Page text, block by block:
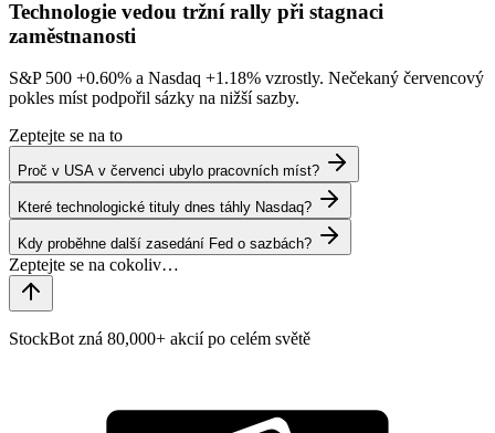
Technologie vedou tržní rally při stagnaci
zaměstnanosti
S&P 500 +0.60% a Nasdaq +1.18% vzrostly. Nečekaný červencový
pokles míst podpořil sázky na nižší sazby.
Zeptejte se na to
Proč v USA v červenci ubylo pracovních míst?
Které technologické tituly dnes táhly Nasdaq?
Kdy proběhne další zasedání Fed o sazbách?
StockBot zná 80,000+ akcií po celém světě